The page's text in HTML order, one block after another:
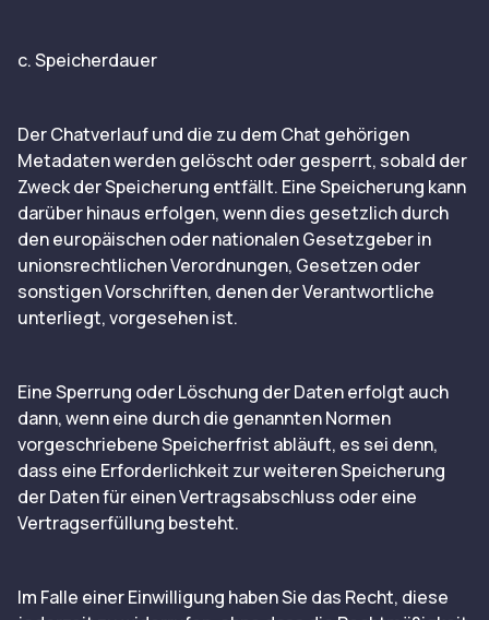
c. Speicherdauer
Der Chatverlauf und die zu dem Chat gehörigen
Metadaten werden gelöscht oder gesperrt, sobald der
Zweck der Speicherung entfällt. Eine Speicherung kann
darüber hinaus erfolgen, wenn dies gesetzlich durch
den europäischen oder nationalen Gesetzgeber in
unionsrechtlichen Verordnungen, Gesetzen oder
sonstigen Vorschriften, denen der Verantwortliche
unterliegt, vorgesehen ist.
Eine Sperrung oder Löschung der Daten erfolgt auch
dann, wenn eine durch die genannten Normen
vorgeschriebene Speicherfrist abläuft, es sei denn,
dass eine Erforderlichkeit zur weiteren Speicherung
der Daten für einen Vertragsabschluss oder eine
Vertragserfüllung besteht.
Im Falle einer Einwilligung haben Sie das Recht, diese